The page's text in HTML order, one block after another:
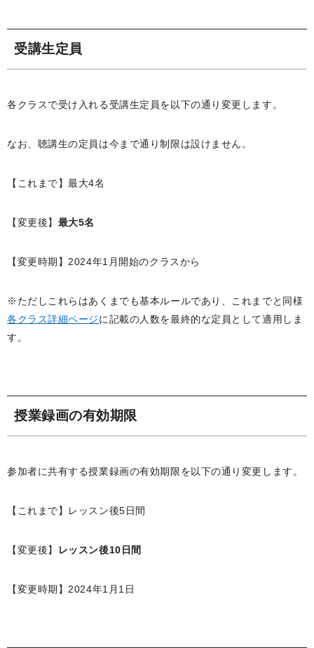
受講生定員
各クラスで受け入れる受講生定員を以下の通り変更します。
なお、聴講生の定員は今まで通り制限は設けません。
【これまで】最大4名
【変更後】 最大5名
【変更時期】2024年1月開始のクラスから
※ただしこれらはあくまでも基本ルールであり、これまでと同様
各クラス詳細ページに記載の人数を最終的な定員として適用しま
す。
授業録画の有効期限
参加者に共有する授業録画の有効期限を以下の通り変更します。
【これまで】レッスン後5日間
【変更後】 レッスン後10日間
【変更時期】2024年1月1日